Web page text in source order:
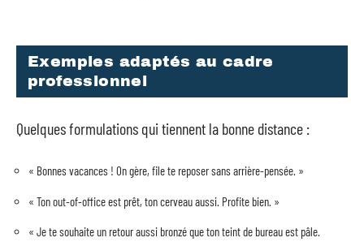
Exemples adaptés au cadre
professionnel
Quelques formulations qui tiennent la bonne distance :
« Bonnes vacances ! On gère, file te reposer sans arrière-pensée. »
« Ton out-of-office est prêt, ton cerveau aussi. Profite bien. »
« Je te souhaite un retour aussi bronzé que ton teint de bureau est pâle.